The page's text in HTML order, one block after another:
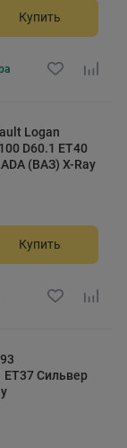
Купить
Logan
D60.1 ET40
(ВАЗ) X-Ray
Купить
ET37 Сильвер